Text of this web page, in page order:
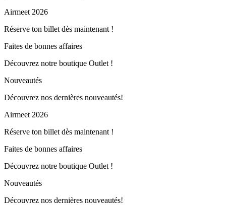
Airmeet 2026
Réserve ton billet dès maintenant !
Faites de bonnes affaires
Découvrez notre boutique Outlet !
Nouveautés
Découvrez nos dernières nouveautés!
Airmeet 2026
Réserve ton billet dès maintenant !
Faites de bonnes affaires
Découvrez notre boutique Outlet !
Nouveautés
Découvrez nos dernières nouveautés!